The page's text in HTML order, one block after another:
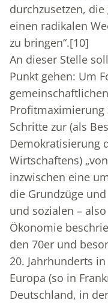
durchzusetzen,
einen radikalen
zu bringen“.[10]
An dieser Stelle
Punkt gehen: Um
Schritte zur (als
Demokratisierung
Wirtschaftens)
inzwischen eine
die Grundzüge
und sozialen –
Ökonomie
den 70er und
20. Jahrhunderts
Europa (so in
Deutschland, in